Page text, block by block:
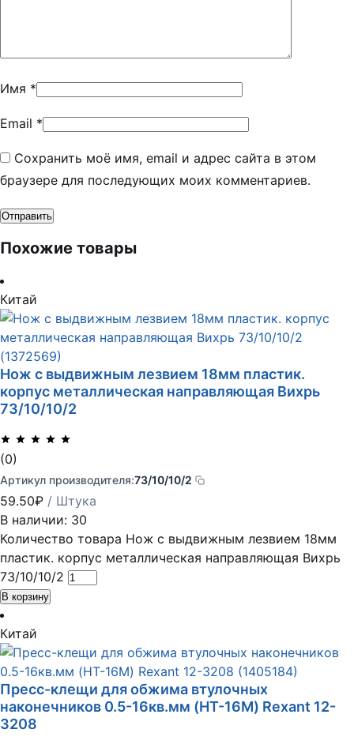
Имя *
Email *
Сохранить моё имя, email и адрес сайта в этом
браузере для последующих моих комментариев.
Похожие товары
Китай
Нож с выдвижным лезвием 18мм пластик.
корпус металлическая направляющая Вихрь
73/10/10/2
(0)
Артикул производителя:73/10/10/2
59.50₽ / Штука
В наличии: 30
Количество товара Нож с выдвижным лезвием 18мм
пластик. корпус металлическая направляющая Вихрь
73/10/10/2
В корзину
Китай
Пресс-клещи для обжима втулочных
наконечников 0.5-16кв.мм (HT-16M) Rexant 12-
3208